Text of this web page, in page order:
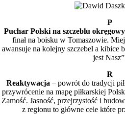
P
Puchar Polski na szczeblu
finał na boisku w Tomaszowie.
awansuje na kolejny szczebel a kibice
jest
R
Reaktywacja – powrót do tradycji
przywrócenie na mapę piłkarskiej
Zamość. Jasność, przejrzystość i
z regionu to główne cele które